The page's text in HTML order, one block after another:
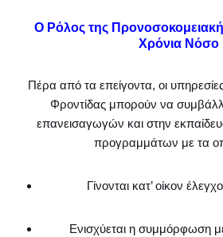
Ο Ρόλος της
Χρόνια Νόσο
Πέρα από τα επείγοντα, οι
Φροντίδας μπορούν να
επανεισαγωγών και στην
προγραμμάτων με τα
Γίνονται κατ’ οίκον
Ενισχύεται η συμμόρφωση